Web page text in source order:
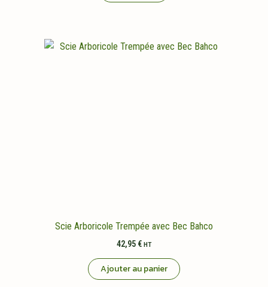
Scie Arboricole Trempée avec Bec Bahco
42,95 € HT
Ajouter au panier